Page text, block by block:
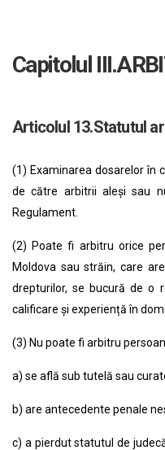
Capitolul
Articolul 13.Statutul
(1) Examinarea dosarelor în
de către arbitrii aleși sau
Regulament.
(2) Poate fi arbitru orice
Moldova sau străin, care
drepturilor, se bucură de o
calificare și experiență în
(3) Nu poate fi arbitru
a) se află sub tutelă sau
b) are antecedente penale
c) a pierdut statutul de